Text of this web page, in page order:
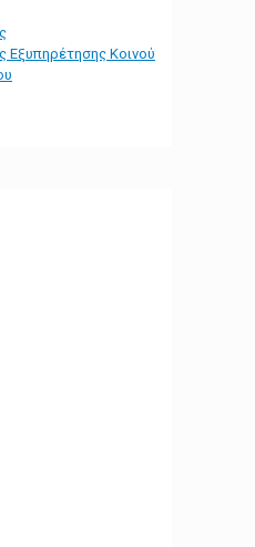
Εξυπηρέτησης Κοινού